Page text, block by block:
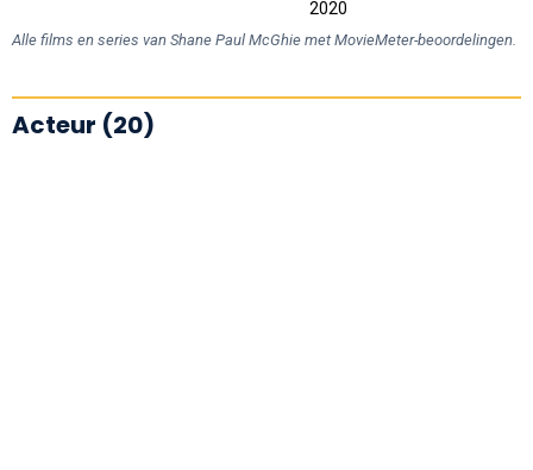
2020
Alle films en series van Shane Paul McGhie met MovieMeter-beoordelingen.
Acteur (20)